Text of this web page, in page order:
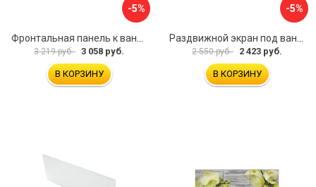
-5%
3 219 руб. 3 058 руб.
В КОРЗИНУ
-5%
2 550 руб. 2 423 руб.
В КОРЗИНУ